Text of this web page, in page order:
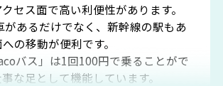
セス面で高い利便性があります。
があるだけでなく、新幹線の駅もあ
の移動が便利です。
バス」は1回100円で乗ることがで
な足として機能しています。